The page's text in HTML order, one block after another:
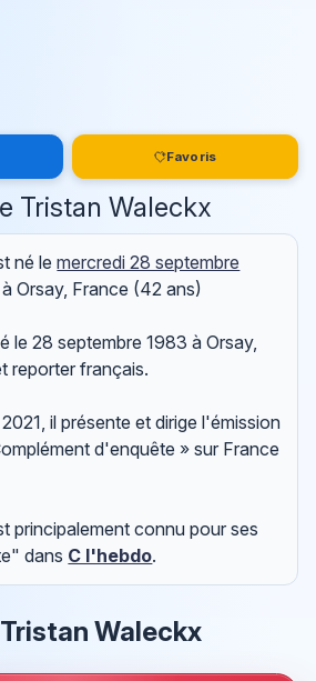
Favoris
Tristan Waleckx
né lemercredi 28 septembre
Orsay, France (42 ans)
le 28 septembre 1983 à Orsay,
reporter français.
il présente et dirige l'émission
d'enquête » sur France
principalement connu pour ses
dans C l'hebdo.
Tristan Waleckx